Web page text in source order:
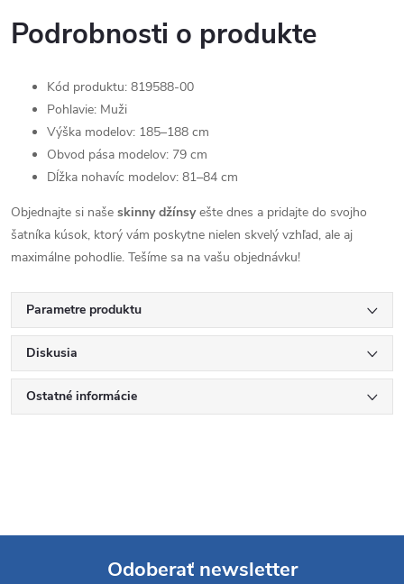
Podrobnosti o produkte
Kód produktu: 819588-00
Pohlavie: Muži
Výška modelov: 185–188 cm
Obvod pása modelov: 79 cm
Dĺžka nohavíc modelov: 81–84 cm
Objednajte si naše skinny džínsyešte dnes a pridajte do svojho
šatníka kúsok, ktorý vám poskytne nielen skvelý vzhľad, ale aj
maximálne pohodlie. Tešíme sa na vašu objednávku!
Parametre produktu
Diskusia
Ostatné informácie
Odoberať newsletter